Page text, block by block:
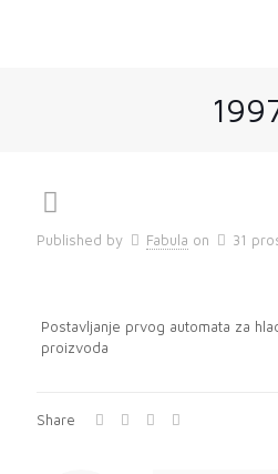
Published by Fabula on 31
Postavljanje prvog automata za
proizvoda
Share